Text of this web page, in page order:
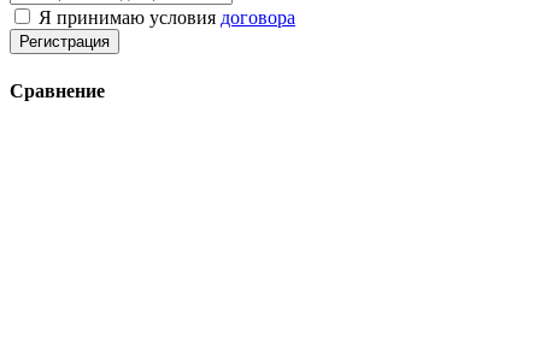
Я принимаю условия договора
Регистрация
Сравнение